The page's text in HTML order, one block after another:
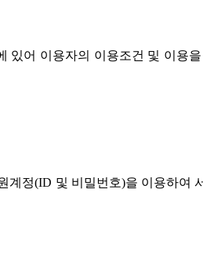
있어 이용자의 이용조건 및 이용
정(ID 및 비밀번호)을 이용하여